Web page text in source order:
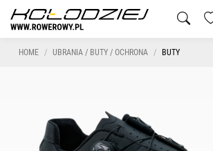
HOME UBRANIA / BUTY / OCHRONA BUTY